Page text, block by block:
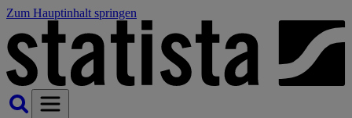
Zum Hauptinhalt springen